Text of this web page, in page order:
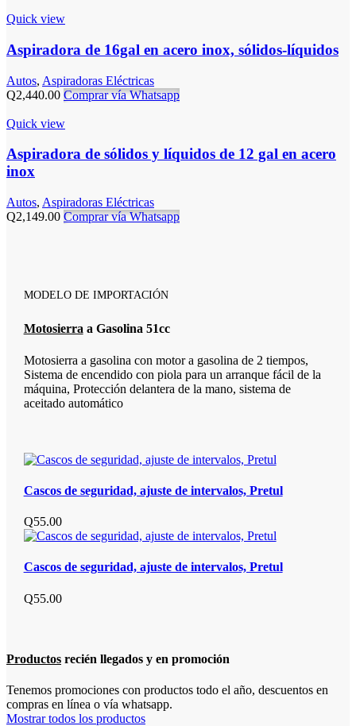
Quick view
Aspiradora de 16gal en acero inox, sólidos-líquidos
Autos, Aspiradoras Eléctricas
Q2,440.00 Comprar vía Whatsapp
Quick view
Aspiradora de sólidos y líquidos de 12 gal en acero
inox
Autos, Aspiradoras Eléctricas
Q2,149.00 Comprar vía Whatsapp
MODELO DE IMPORTACIÓN
Motosierra a Gasolina 51cc
Motosierra a gasolina con motor a gasolina de 2 tiempos,
Sistema de encendido con piola para un arranque fácil de la
máquina, Protección delantera de la mano, sistema de
aceitado automático
Cascos de seguridad, ajuste de intervalos, Pretul
Q55.00
Cascos de seguridad, ajuste de intervalos, Pretul
Q55.00
Productos recién llegados y en promoción
Tenemos promociones con productos todo el año, descuentos en
compras en línea o vía whatsapp.
Mostrar todos los productos